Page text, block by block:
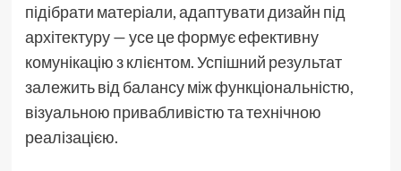
підібрати матеріали, адаптувати дизайн під
архітектуру — усе це формує ефективну
комунікацію з клієнтом. Успішний результат
залежить від балансу між функціональністю,
візуальною привабливістю та технічною
реалізацією.